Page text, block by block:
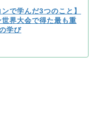
ンで学んだ3つのこと】
世界大会で得た最も重
学び